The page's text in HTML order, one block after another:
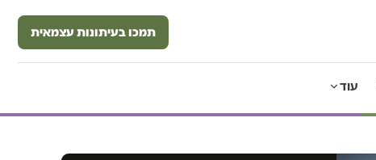
תמכו בעיתונות עצמאית
עוד